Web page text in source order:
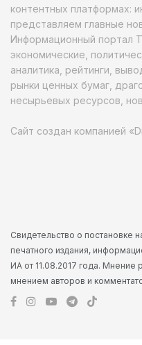
контентных платформах:
представляем главные
Информационный портал
экономические,
аналитика, рейтинги,
рынки ценных бумаг,
несырьевых ресурсов,
Сайт создан компанией
Свидетельство о постановке
печатного издания,
ИА от 11.08.2017 года. Мнение
мнением авторов и